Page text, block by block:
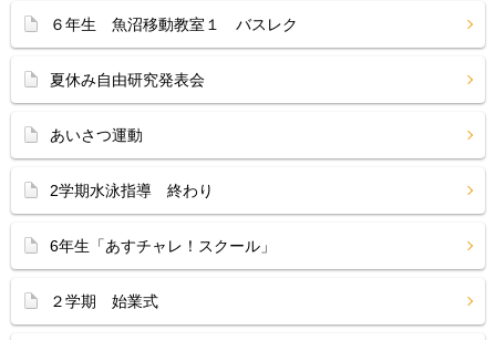
６年生 魚沼移動教室１ バスレク
夏休み自由研究発表会
あいさつ運動
2学期水泳指導 終わり
6年生「あすチャレ！スクール」
２学期 始業式